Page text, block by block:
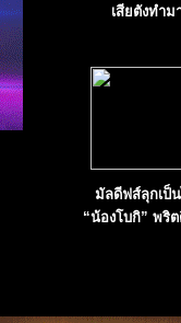
เสียตังทำม
มัลดีฟส์ลุกเป็
“น้องโบกิ” พริ